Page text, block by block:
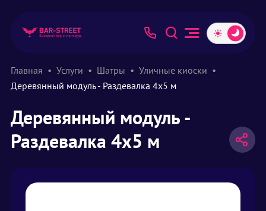
Главная Услуги Шатры
Уличные киоски
Деревянный модуль - Раздевалка 4х5 м
Деревянный модуль -
Раздевалка 4х5 м